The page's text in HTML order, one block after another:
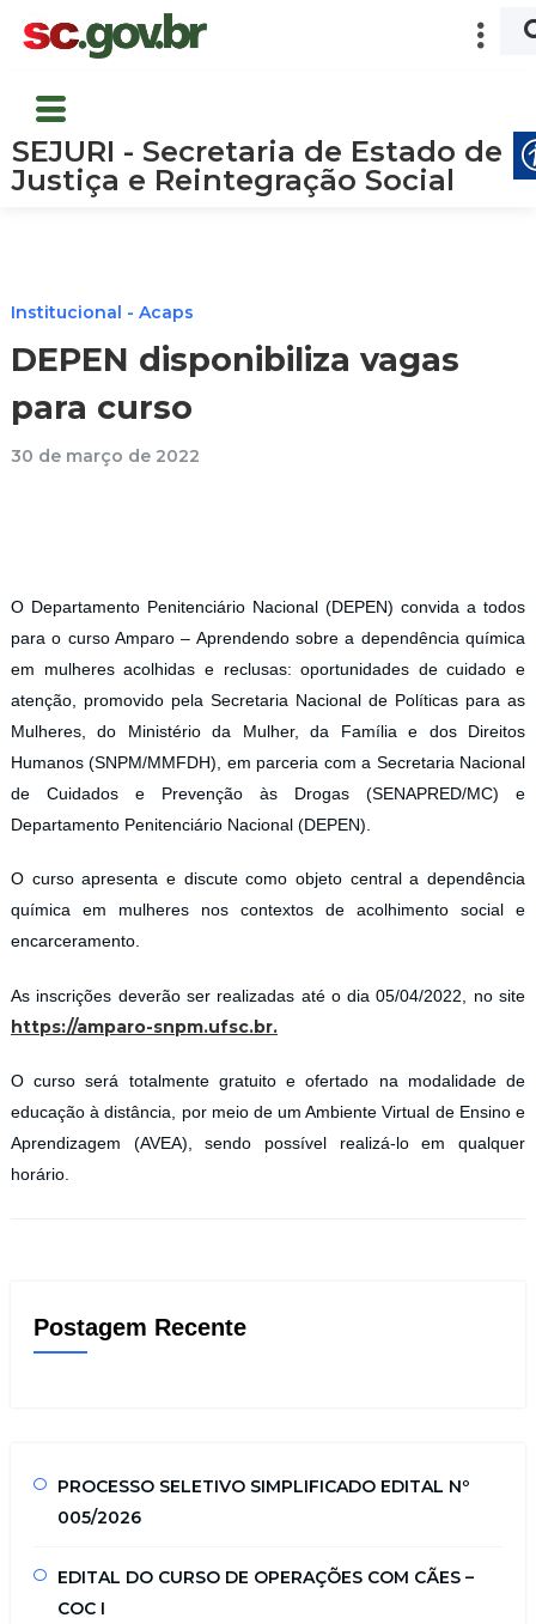
SEJURI - Secretaria de Estado de
Justiça e Reintegração Social
Institucional - Acaps
DEPEN disponibiliza vagas
para curso
30 de março de 2022
O Departamento Penitenciário Nacional (DEPEN) convida a todos
para o curso Amparo – Aprendendo sobre a dependência química
em mulheres acolhidas e reclusas: oportunidades de cuidado e
atenção, promovido pela Secretaria Nacional de Políticas para as
Mulheres, do Ministério da Mulher, da Família e dos Direitos
Humanos (SNPM/MMFDH), em parceria com a Secretaria Nacional
de Cuidados e Prevenção às Drogas (SENAPRED/MC) e
Departamento Penitenciário Nacional (DEPEN).
O curso apresenta e discute como objeto central a dependência
química em mulheres nos contextos de acolhimento social e
encarceramento.
As inscrições deverão ser realizadas até o dia 05/04/2022, no site
https://amparo-snpm.ufsc.br.
O curso será totalmente gratuito e ofertado na modalidade de
educação à distância, por meio de um Ambiente Virtual de Ensino e
Aprendizagem (AVEA), sendo possível realizá-lo em qualquer
horário.
Postagem Recente
PROCESSO SELETIVO SIMPLIFICADO EDITAL Nº
005/2026
EDITAL DO CURSO DE OPERAÇÕES COM CÃES –
COC I